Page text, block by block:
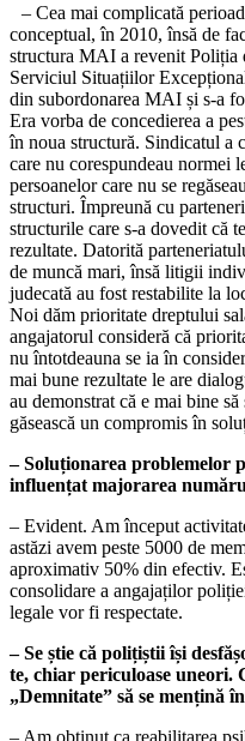
– Cea mai complicată
conceptual, în 2010, însă de
structura MAI a revenit Poliția
Ser­viciul Situațiilor
din subordonarea MAI și s-a
Era vorba de concedierea a
în noua structură. Sindicatul a
care nu corespundeau normei
persoanelor care nu se
structuri. Împreună cu
structurile care s-a dovedit că
re­zultate. Datorită
de muncă mari, însă litigii
judecată au fost restabilite la
Noi dăm prio­ritate dreptului
angajatorul consideră că
nu în­totdeauna se ia în
mai bune rezultate le are
au demonstrat că e mai bine
găsească un compromis în
– Soluționarea problemelor
influențat majorarea
– Evident. Am început
astăzi avem peste 5000 de
aproximativ 50% din efectiv.
consolidare a angajaților
legale vor fi respectate.
– Se știe că polițiștii își
te, chiar periculoase uneori.
„Demnitate” să se mențină
– Am obținut ca reabilitarea